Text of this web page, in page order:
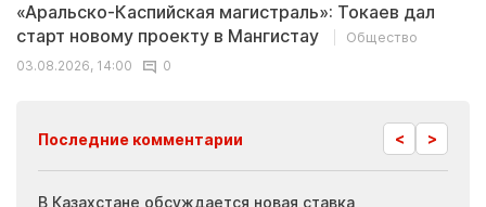
«Аральско-Каспийская магистраль»: Токаев дал
старт новому проекту в Мангистау
Общество
03.08.2026, 14:00
0
Последние комментарии < >
В Казахстане обсуждается новая ставка